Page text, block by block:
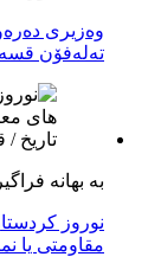
وەزیری
تەلەفۆن
به بهانه
نوروز
مقاومتی یا